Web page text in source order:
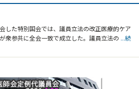
した特別国会では、議員立法の改正医療的ケア
衆参共に全会一致で成立した。議員立法の ...続